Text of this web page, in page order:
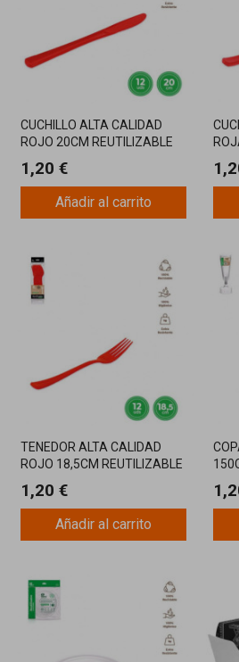
CUCHILLO ALTA CALIDAD
ROJO 20CM REUTILIZABLE
1,20 €
Añadir al carrito
TENEDOR ALTA CALIDAD
ROJO 18,5CM REUTILIZABLE
1,20 €
Añadir al carrito